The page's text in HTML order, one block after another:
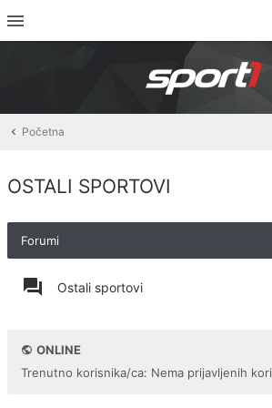
Početna
OSTALI SPORTOVI
Forumi
Ostali sportovi
ONLINE
Trenutno korisnika/ca: Nema prijavljenih